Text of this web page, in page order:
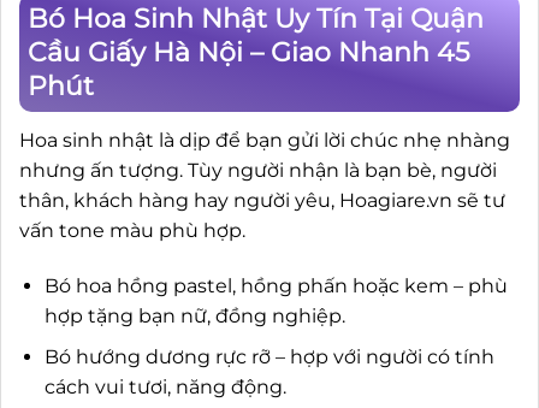
Bó Hoa Sinh Nhật Uy Tín Tại Quận
Cầu Giấy Hà Nội – Giao Nhanh 45
Phút
Hoa sinh nhật là dịp để bạn gửi lời chúc nhẹ nhàng
nhưng ấn tượng. Tùy người nhận là bạn bè, người
thân, khách hàng hay người yêu, Hoagiare.vn sẽ tư
vấn tone màu phù hợp.
Bó hoa hồng pastel, hồng phấn hoặc kem – phù
hợp tặng bạn nữ, đồng nghiệp.
Bó hướng dương rực rỡ – hợp với người có tính
cách vui tươi, năng động.